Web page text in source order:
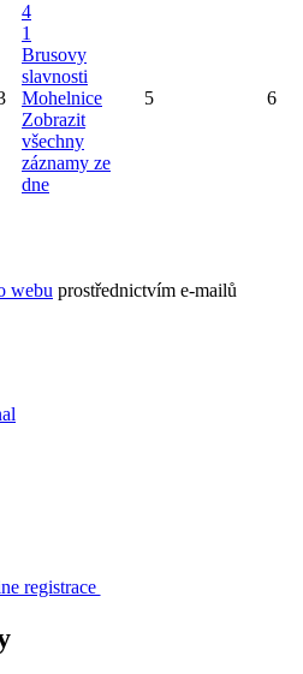
4
1
Brusovy
slavnosti
Mohelnice
Zobrazit
všechny
záznamy ze
dne
5 6
webu prostřednictvím e-mailů
registrace